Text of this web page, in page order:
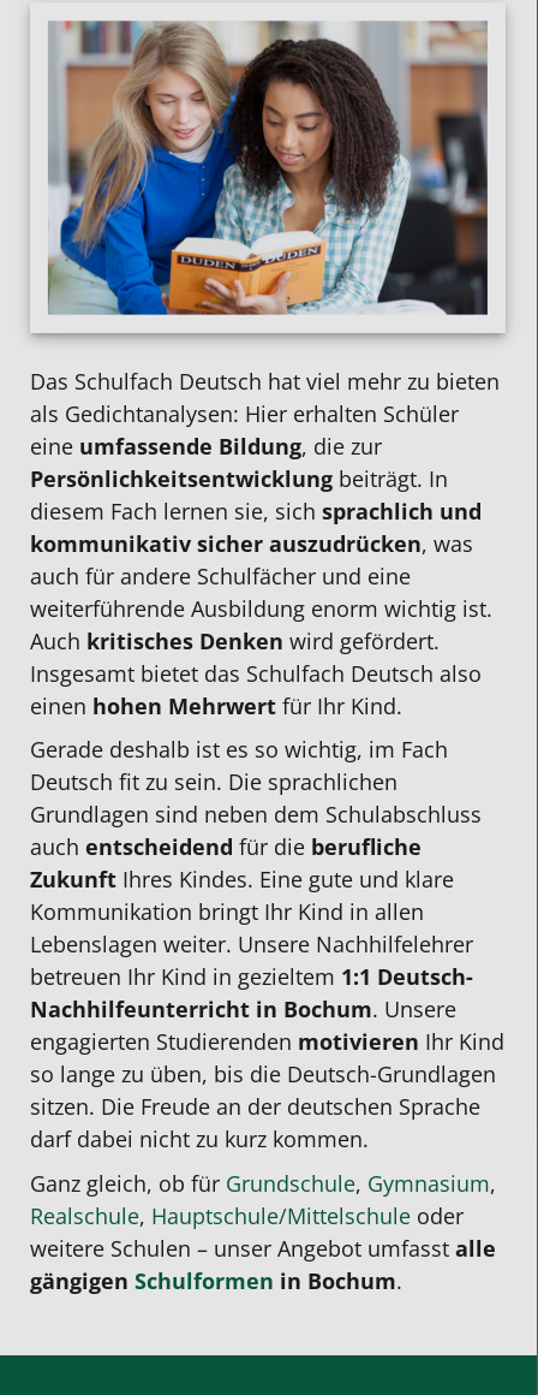
Das Schulfach Deutsch hat viel mehr zu bieten
als Gedichtanalysen: Hier erhalten Schüler
eine umfassende Bildung, die zur
Persönlichkeitsentwicklung beiträgt. In
diesem Fach lernen sie, sich sprachlich und
kommunikativ sicher auszudrücken, was
auch für andere Schulfächer und eine
weiterführende Ausbildung enorm wichtig ist.
Auch kritisches Denken wird gefördert.
Insgesamt bietet das Schulfach Deutsch also
einen hohen Mehrwert für Ihr Kind.
Gerade deshalb ist es so wichtig, im Fach
Deutsch fit zu sein. Die sprachlichen
Grundlagen sind neben dem Schulabschluss
auch entscheidend für die berufliche
Zukunft Ihres Kindes. Eine gute und klare
Kommunikation bringt Ihr Kind in allen
Lebenslagen weiter. Unsere Nachhilfelehrer
betreuen Ihr Kind in gezieltem 1:1 Deutsch-
Nachhilfeunterricht in Bochum. Unsere
engagierten Studierenden motivieren Ihr Kind
so lange zu üben, bis die Deutsch-Grundlagen
sitzen. Die Freude an der deutschen Sprache
darf dabei nicht zu kurz kommen.
Ganz gleich, ob für Grundschule, Gymnasium,
Realschule, Hauptschule/Mittelschule oder
weitere Schulen – unser Angebot umfasst alle
gängigen Schulformen in Bochum.